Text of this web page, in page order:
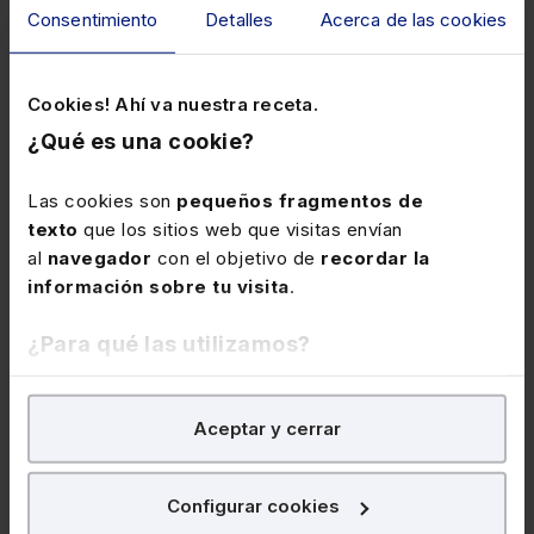
Consentimiento Detalles Acerca de las cookies
Cookies! Ahí va nuestra receta.
¿Qué es una cookie?
Las cookies son pequeños fragmentos de
texto que los sitios web que visitas envían
al navegador con el objetivo de recordar la
información sobre tu visita.
¿Para qué las utilizamos?
En Lefebvre utilizamos las cookies confines
para tratar demejorar tu experiencia
nuestra página web. También con fines publicitarios,
Aceptar y cerrar
Configurar cookies
Disponible A tu aire
Curso A tu aire Contratos de
extensión. Cuestiones clave
★★★★★ (0)
160€